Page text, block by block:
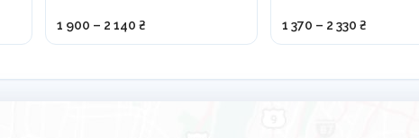
1 900 – 2 140 ₴ 1 370 – 2 330 ₴